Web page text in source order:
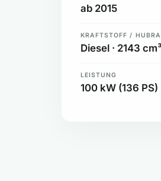
ab 2015
KRAFTSTOFF /
Diesel · 2143 cm³
LEISTUNG
100 kW (136 PS)